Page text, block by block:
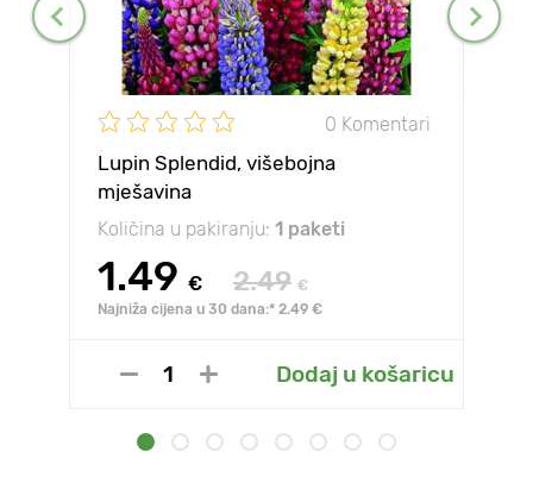
0 Komentari
Lupin Splendid, višebojna
mješavina
Količina u pakiranju: 1 paketi
1.49 € 2.49 €
Najniža cijena u 30 dana:* 2.49 €
Dodaj u košaricu